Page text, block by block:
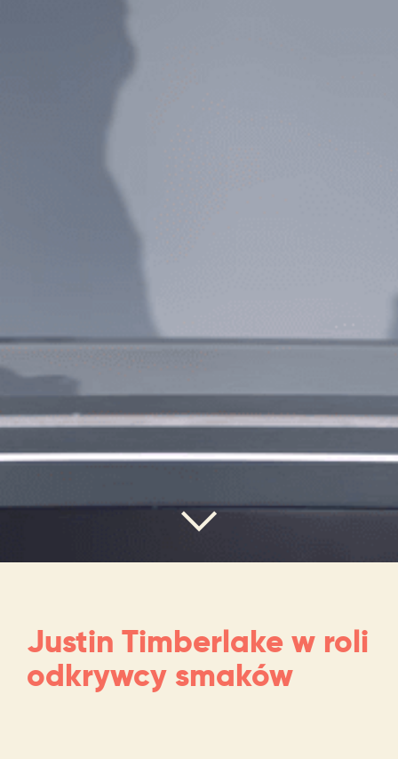
Justin Timberlake w roli
odkrywcy smaków